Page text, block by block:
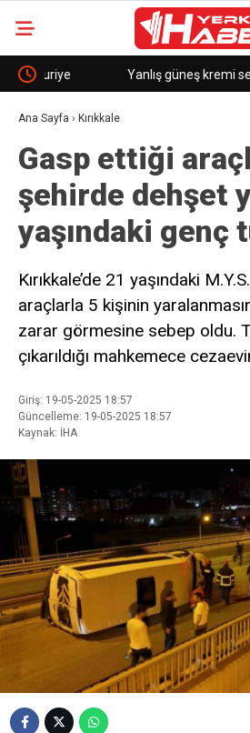
Yanlış güneş kremi seçimi cilt
Ana Sayfa › Kırıkkale
Gasp ettiği
şehirde dehşet
yaşındaki genç
Kırıkkale’de 21 yaşındaki
araçlarla 5 kişinin
zarar görmesine sebep oldu.
çıkarıldığı mahkemece
Giriş: 19-05-2025 18:57
Güncelleme: 19-05-2025 18:57
Kaynak: İHA